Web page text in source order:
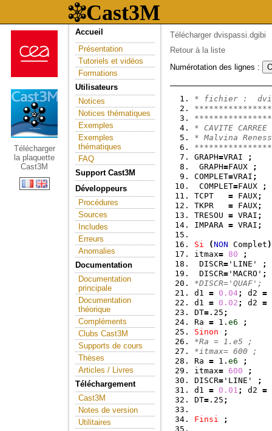
Télécharger
la plaquette
Cast3M
Accueil
Présentation
Tutoriels et vidéos
Formations
Utilisateurs
Notices
Notices thématiques
Exemples
Exemples
thématiques
FAQ
Support Cast3M
Développeurs
Procédures
Sources
Includes
Erreurs
Anomalies
Documentation
Documentation
principale
Documentation
théorique
Compléments
Clubs Cast3M
Supports de cours
Thèses
Articles / Livres
Téléchargement
Cast3M
Notes de version
Utilitaires
Télécharger dvispassi.dgibi
Retour à la liste
Numérotation des lignes :
* fichier :
* CAVITE
* Malvina
GRAPH=VRAI
;
GRAPH=FAUX
;
COMPLET=VRAI ;
COMPLET=FAUX
;
TCPT = FAUX;
TKPR = FAUX;
TRESOU = VRAI ;
IMPARA = VRAI ;
Si (NON Complet )
itmax= 80
;
DISCR= 'LINE'
;
DISCR= 'MACRO' ;
*DISCR='QUAF';
d1 = 0.04; d2 =
d1 = 0.02 ; d2 =
DT= .25 ;
Ra = 1. e6
;
Sinon
;
*Ra = 1.e5 ;
*itmax= 600 ;
Ra = 1. e6
;
itmax= 600
;
DISCR= 'LINE'
;
d1 = 0.01 ; d2 =
DT= .25 ;
Finsi ;